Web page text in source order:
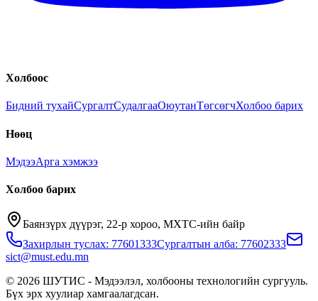
Холбоос
Бидний тухайСургалтСудалгааОюутанТөгсөгчХолбоо барих
Нөөц
МэдээАрга хэмжээ
Холбоо барих
Баянзүрх дүүрэг, 22-р хороо, МХТС-ийн байр
Захирлын туслах: 77601333Сургалтын алба: 77602333
sict@must.edu.mn
© 2026 ШУТИС - Мэдээлэл, холбооны технологийн сургууль.
Бүх эрх хуулиар хамгаалагдсан.